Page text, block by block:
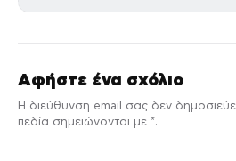
Αφήστε ένα σχόλιο
Η διεύθυνση email σας δεν
πεδία σημειώνονται με *.